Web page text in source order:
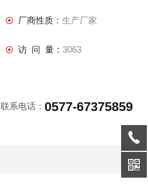
厂商性质： 生产厂家
访 问 量： 3063
联系电话： 0577-67375859